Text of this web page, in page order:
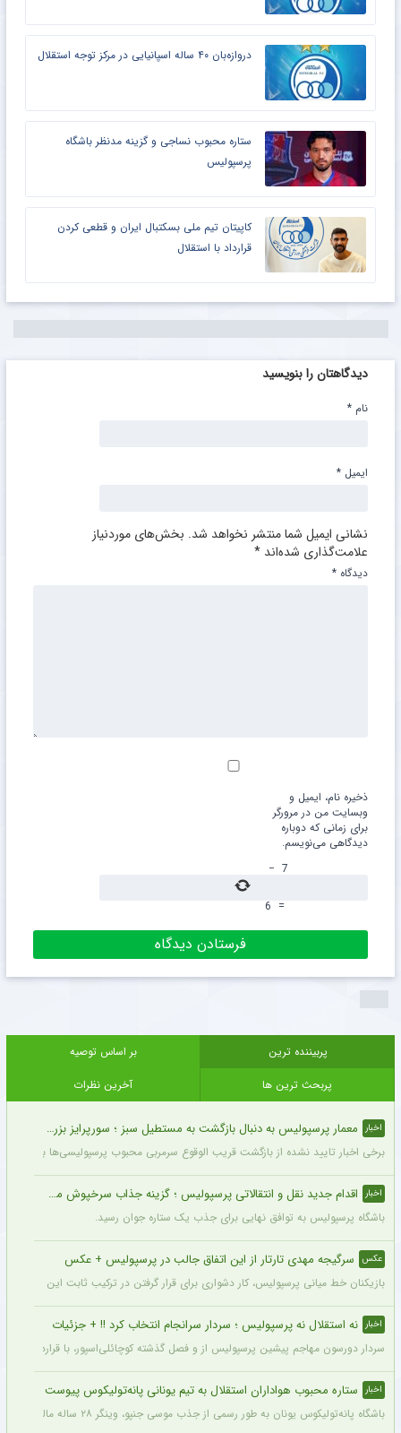
دروازه‌بان ۴۰ ساله اسپانیایی در مرکز توجه استقلال
ستاره محبوب نساجی و گزینه مدنظر باشگاه
پرسپولیس
کاپیتان تیم ملی بسکتبال ایران و قطعی کردن
قرارداد با استقلال
دیدگاهتان را بنویسید
نشانی ایمیل شما منتشر نخواهد شد. بخش‌های موردنیاز
علامت‌گذاری شده‌اند *
دیدگاه *
نام *
ایمیل *
ذخیره نام، ایمیل و
وبسایت من در مرورگر
برای زمانی که دوباره
دیدگاهی می‌نویسم.
7
−
=
6
پربیننده ترین
بر اساس توصیه
پربحث ترین ها
آخرین نظرات
اخبار معمار پرسپولیس به دنبال بازگشت به مستطیل سبز ؛ سورپرایز بزرگ در راه است ؟ + جزئیات
برخی اخبار تایید نشده از بازگشت قریب الوقوع سرمربی محبوب پرسپولیسی‌ها به دنیای
اخبار اقدام جدید نقل و انتقالاتی پرسپولیس ؛ گزینه جذاب سرخپوش می شود؟
باشگاه پرسپولیس به توافق نهایی برای جذب یک ستاره جوان رسید.
عکس سرگیجه مهدی تارتار از این اتفاق جالب در پرسپولیس + عکس
بازیکنان خط میانی پرسپولیس، کار دشواری برای قرار گرفتن در ترکیب ثابت این تیم
اخبار نه استقلال نه پرسپولیس ؛ سردار سرانجام انتخاب کرد !! + جزئیات
سردار دورسون مهاجم پیشین پرسپولیس از و فصل گذشته کوچائلی‌اسپور، با قراردادی
اخبار ستاره محبوب هواداران استقلال به تیم یونانی پانه‌تولیکوس پیوست
باشگاه پانه‌تولیکوس یونان به طور رسمی از جذب موسی جنپو، وینگر ۲۸ ساله مالیایی سابق استقلال، با قراردادی دو ساله خبر داد.